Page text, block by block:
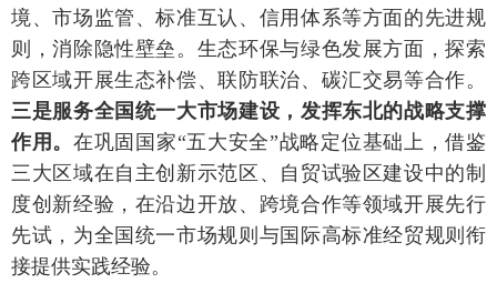
境、市场监管、标准互认、信用体系等方面的先进规
则，消除隐性壁垒。生态环保与绿色发展方面，探索
跨区域开展生态补偿、联防联治、碳汇交易等合作。
三是服务全国统一大市场建设，发挥东北的战略支撑
作用。在巩固国家“五大安全”战略定位基础上，借鉴
三大区域在自主创新示范区、自贸试验区建设中的制
度创新经验，在沿边开放、跨境合作等领域开展先行
先试，为全国统一市场规则与国际高标准经贸规则衔
接提供实践经验。